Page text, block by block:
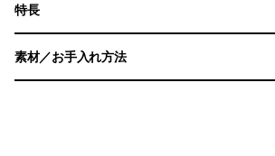
特長
素材／お手入れ方法